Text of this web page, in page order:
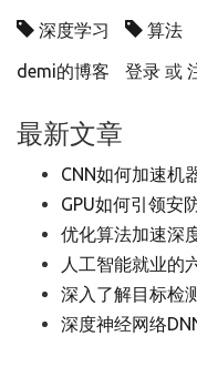
深度学习 算法
demi的博客 登录 或
最新文章
CNN如何加速机
GPU如何引领安
优化算法加速深
人工智能就业的
深入了解目标检
深度神经网络